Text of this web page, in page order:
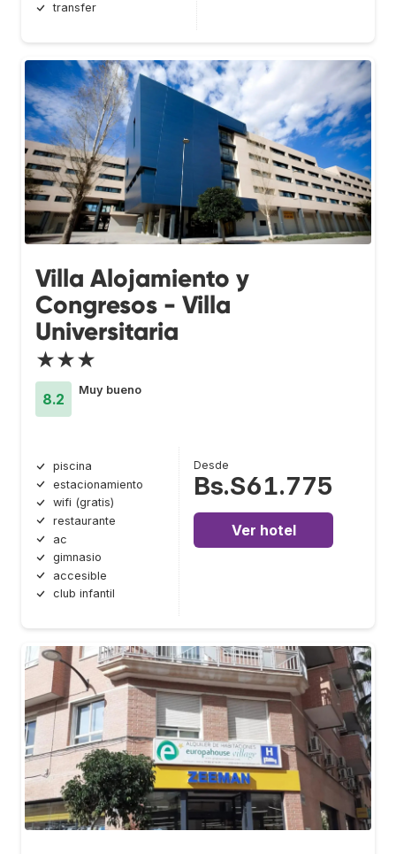
transfer
Villa Alojamiento y
Congresos - Villa
Universitaria
★★★
8.2
Muy bueno
piscina
estacionamiento
wifi (gratis)
restaurante
ac
gimnasio
accesible
club infantil
Desde
Bs.S61.775
Ver hotel